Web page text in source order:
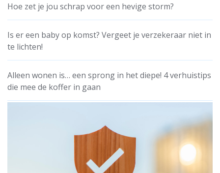
Hoe zet je jou schrap voor een hevige storm?
Is er een baby op komst? Vergeet je verzekeraar niet in
te lichten!
Alleen wonen is… een sprong in het diepe! 4 verhuistips
die mee de koffer in gaan